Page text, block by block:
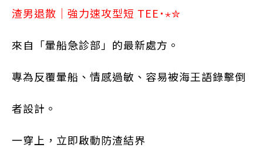
渣男退散｜強力速攻型短 TEE˙⋆✮
來自「暈船急診部」的最新處方。
專為反覆暈船、情感過敏、容易被海王語錄擊倒
者設計。
一穿上，立即啟動防渣結界